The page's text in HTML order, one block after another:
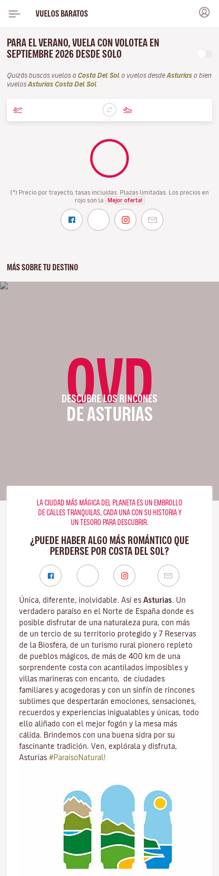
VUELOS BARATOS
PARA EL VERANO, VUELA CON VOLOTEA EN
SEPTIEMBRE 2026 DESDE SOLO
Quizás buscas vuelos a Costa Del Sol o vuelos desde Asturias o bien
vuelos Asturias Costa Del Sol
(*) Precio por trayecto, tasas incluidas. Plazas limitadas. Los precios en
rojo son la
Mejor oferta!
MÁS SOBRE TU DESTINO
OVD
DESCUBRE LOS RINCONES
DE ASTURIAS
LA CIUDAD MÁS MÁGICA DEL PLANETA ES UN EMBROLLO
DE CALLES TRANQUILAS, CADA UNA CON SU HISTORIA Y
UN TESORO PARA DESCUBRIR.
¿PUEDE HABER ALGO MÁS ROMÁNTICO QUE
PERDERSE POR COSTA DEL SOL?
Única, diferente, inolvidable. Así es Asturias. Un
verdadero paraíso en el Norte de España donde es
posible disfrutar de una naturaleza pura, con más
de un tercio de su territorio protegido y 7 Reservas
de la Biosfera, de un turismo rural pionero repleto
de pueblos mágicos, de más de 400 km de una
sorprendente costa con acantilados imposibles y
villas marineras con encanto, de ciudades
familiares y acogedoras y con un sinfín de rincones
sublimes que despertarán emociones, sensaciones,
recuerdos y experiencias inigualables y únicas, todo
ello aliñado con el mejor fogón y la mesa más
cálida. Brindemos con una buena sidra por su
fascinante tradición. Ven, explórala y disfruta,
Asturias #ParaísoNatural!